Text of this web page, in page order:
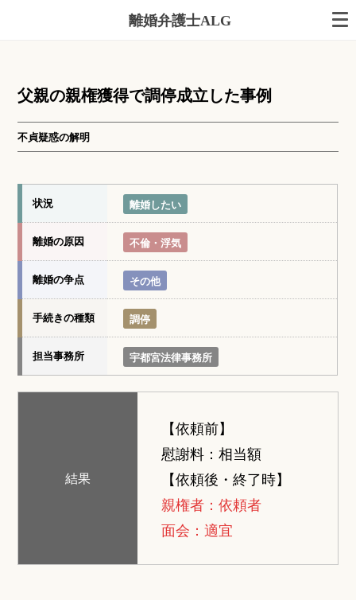
離婚弁護士ALG
父親の親権獲得で調停成立した事例
不貞疑惑の解明
状況 離婚したい
離婚の原因 不倫・浮気
離婚の争点 その他
手続きの種類 調停
担当事務所 宇都宮法律事務所
結果
【依頼前】
慰謝料：相当額
【依頼後・終了時】
親権者：依頼者
面会：適宜